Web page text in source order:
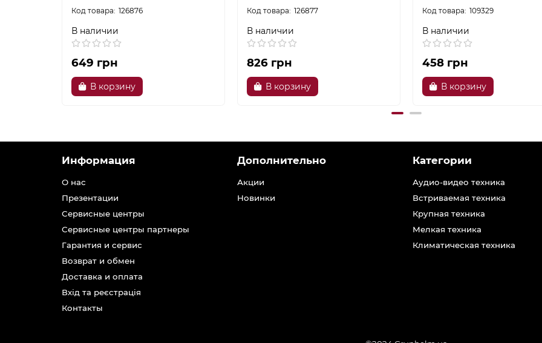
126876
В наличии
649 грн
В корзину
126877
В наличии
826 грн
В корзину
109329
В наличии
458 грн
В корзину
Информация
О нас
Презентации
Сервисные центры
Сервисные центры партнеры
Гарантия и сервис
Возврат и обмен
Доставка и оплата
Вхід та реєстрація
Контакты
Дополнительно
Акции
Новинки
Категории
Аудио-видео техника
Встриваемая техника
Крупная техника
Мелкая техника
Климатическая техника